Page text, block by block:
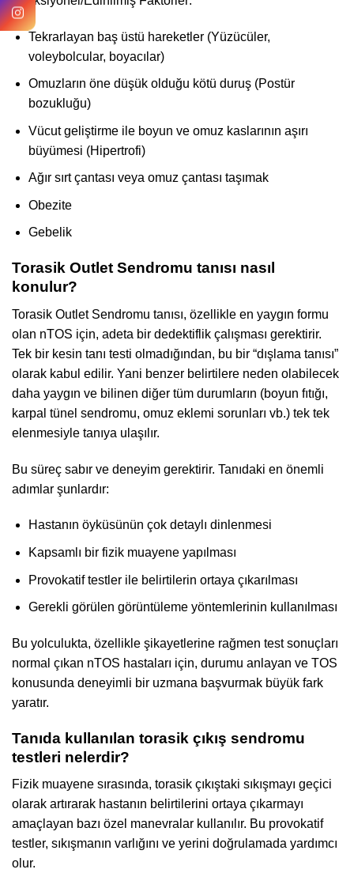
Tekrarlayan baş üstü hareketler (Yüzücüler,
voleybolcular, boyacılar)
Omuzların öne düşük olduğu kötü duruş (Postür
bozukluğu)
Vücut geliştirme ile boyun ve omuz kaslarının aşırı
büyümesi (Hipertrofi)
Ağır sırt çantası veya omuz çantası taşımak
Obezite
Gebelik
Torasik Outlet Sendromu tanısı nasıl
konulur?
Torasik Outlet Sendromu tanısı, özellikle en yaygın formu
olan nTOS için, adeta bir dedektiflik çalışması gerektirir.
Tek bir kesin tanı testi olmadığından, bu bir “dışlama tanısı”
olarak kabul edilir. Yani benzer belirtilere neden olabilecek
daha yaygın ve bilinen diğer tüm durumların (boyun fıtığı,
karpal tünel sendromu, omuz eklemi sorunları vb.) tek tek
elenmesiyle tanıya ulaşılır.
Bu süreç sabır ve deneyim gerektirir. Tanıdaki en önemli
adımlar şunlardır:
Hastanın öyküsünün çok detaylı dinlenmesi
Kapsamlı bir fizik muayene yapılması
Provokatif testler ile belirtilerin ortaya çıkarılması
Gerekli görülen görüntüleme yöntemlerinin kullanılması
Bu yolculukta, özellikle şikayetlerine rağmen test sonuçları
normal çıkan nTOS hastaları için, durumu anlayan ve TOS
konusunda deneyimli bir uzmana başvurmak büyük fark
yaratır.
Tanıda kullanılan torasik çıkış sendromu
testleri nelerdir?
Fizik muayene sırasında, torasik çıkıştaki sıkışmayı geçici
olarak artırarak hastanın belirtilerini ortaya çıkarmayı
amaçlayan bazı özel manevralar kullanılır. Bu provokatif
testler, sıkışmanın varlığını ve yerini doğrulamada yardımcı
olur.